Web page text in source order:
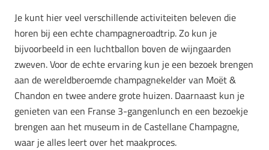
Je kunt hier veel verschillende activiteiten beleven die
horen bij een echte champagneroadtrip. Zo kun je
bijvoorbeeld in een luchtballon boven de wijngaarden
zweven. Voor de echte ervaring kun je een bezoek brengen
aan de wereldberoemde champagnekelder van Moët &
Chandon en twee andere grote huizen. Daarnaast kun je
genieten van een Franse 3-gangenlunch en een bezoekje
brengen aan het museum in de Castellane Champagne,
waar je alles leert over het maakproces.